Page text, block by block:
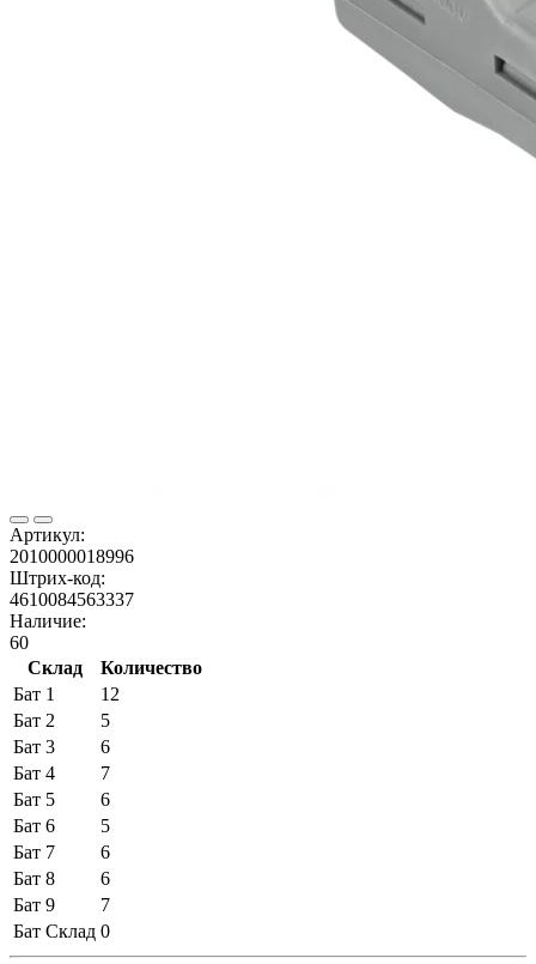
Артикул:
2010000018996
Штрих-код:
4610084563337
Наличие:
60
Склад
Количество
Бат 1
12
Бат 2
5
Бат 3
6
Бат 4
7
Бат 5
6
Бат 6
5
Бат 7
6
Бат 8
6
Бат 9
7
Бат Склад 0